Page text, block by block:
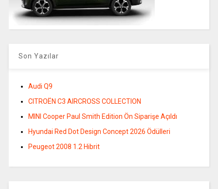
Son Yazılar
Audi Q9
CITROËN C3 AIRCROSS COLLECTION
MINI Cooper Paul Smith Edition Ön Siparişe Açıldı
Hyundai Red Dot Design Concept 2026 Ödülleri
Peugeot 2008 1.2 Hibrit